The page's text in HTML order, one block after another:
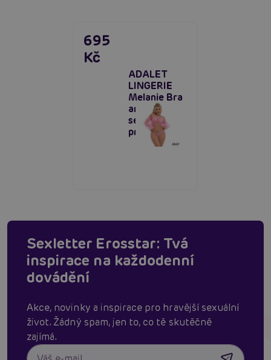
ADALET
LINGERIE
Melanie Bra
and Thong,
sexy set
prádla
695
Kč
Sexletter Erosstar: Tvá
inspirace na každodenní
dovádění
Akce, novinky a inspirace pro hravější sexuální
život. Žádný spam, jen to, co tě skutěčně
zajímá.